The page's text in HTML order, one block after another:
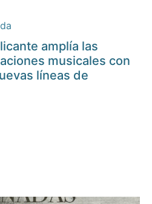
amplía las
musicales con
líneas de